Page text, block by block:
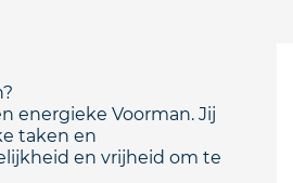
energieke Voorman. Jij
taken en
en vrijheid om te